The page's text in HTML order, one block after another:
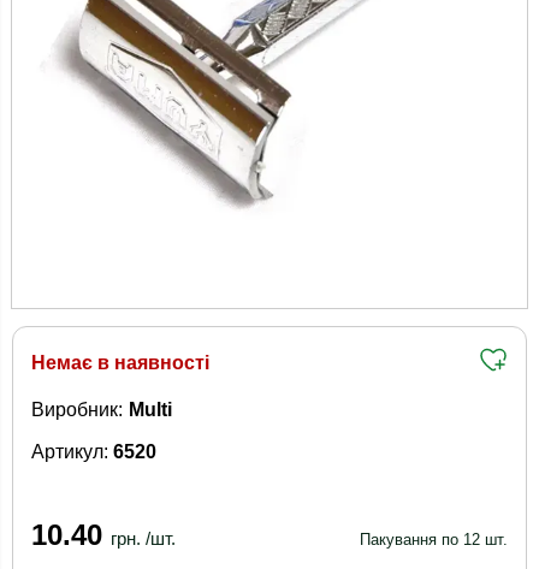
Немає в наявності
Артикул: 6520
Виробник: Multi
10.40 грн. /шт. Пакування по 12 шт.